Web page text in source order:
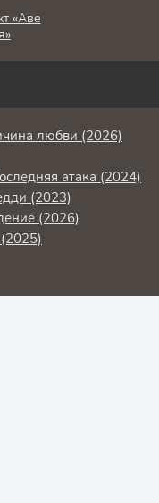
«Аве
любви (2026)
атака (2024)
(2023)
(2026)